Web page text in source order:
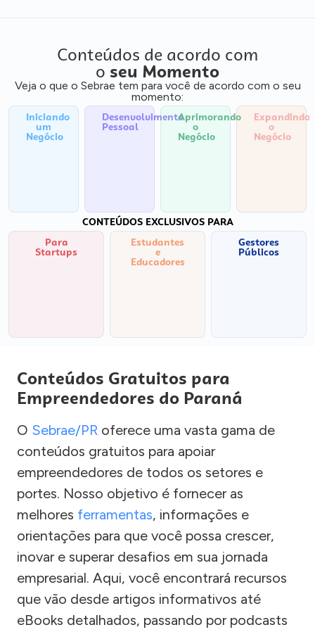
Conteúdos de acordo com
o seu Momento
Veja o que o Sebrae tem para você de acordo com o seu
momento:
Iniciando
um
Negócio
Desenvolvimento
Pessoal
Aprimorando
o
Negócio
Expandindo
o
Negócio
CONTEÚDOS EXCLUSIVOS PARA
Para
Startups
Estudantes
e
Educadores
Gestores
Públicos
Conteúdos Gratuitos para
Empreendedores do Paraná
O Sebrae/PR oferece uma vasta gama de
conteúdos gratuitos para apoiar
empreendedores de todos os setores e
portes. Nosso objetivo é fornecer as
melhores ferramentas, informações e
orientações para que você possa crescer,
inovar e superar desafios em sua jornada
empresarial. Aqui, você encontrará recursos
que vão desde artigos informativos até
eBooks detalhados, passando por podcasts